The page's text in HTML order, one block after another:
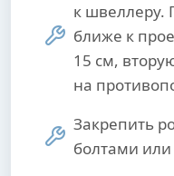
к швеллеру.
ближе к
15 см,
на
Закрепить
болтами